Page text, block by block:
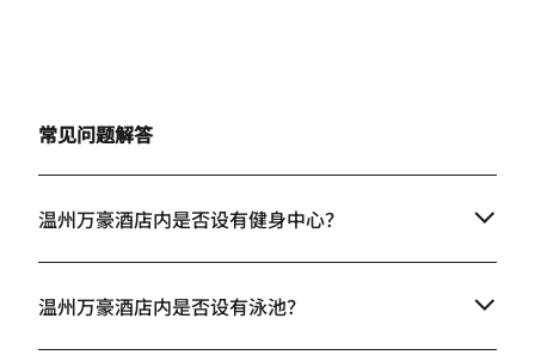
常见问题解答
温州万豪酒店内是否设有健身中心？
温州万豪酒店内是否设有泳池？